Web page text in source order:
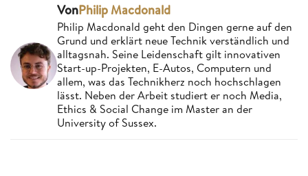
VonPhilip Macdonald
Philip Macdonald geht den Dingen gerne auf den
Grund und erklärt neue Technik verständlich und
alltagsnah. Seine Leidenschaft gilt innovativen
Start-up-Projekten, E-Autos, Computern und
allem, was das Technikherz noch hochschlagen
lässt. Neben der Arbeit studiert er noch Media,
Ethics & Social Change im Master an der
University of Sussex.